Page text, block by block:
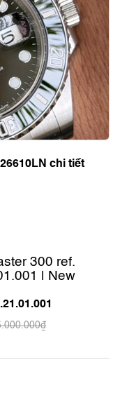
chi tiết
300 ref.
| New